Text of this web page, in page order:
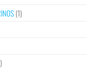
(1)